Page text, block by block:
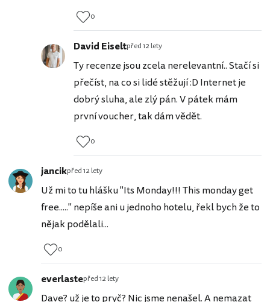
0
David Eiseltpřed 12 lety
Ty recenze jsou zcela nerelevantní.. Stačí si
přečíst, na co si lidé stěžují :D Internet je
dobrý sluha, ale zlý pán. V pátek mám
první voucher, tak dám vědět.
0
jancikpřed 12 lety
Už mi to tu hlášku "Its Monday!!! This monday get
free....." nepíše ani u jednoho hotelu, řekl bych že to
nějak podělali...
0
everlastepřed 12 lety
Dave? už je to pryč? Nic jsme nenašel. A nemazat